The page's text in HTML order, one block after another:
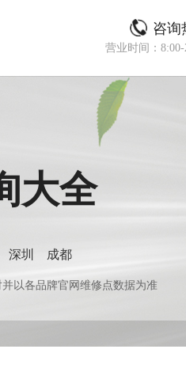
咨询
营业时间：8:00-
大全
深圳 成都
以各品牌官网维修点数据为准